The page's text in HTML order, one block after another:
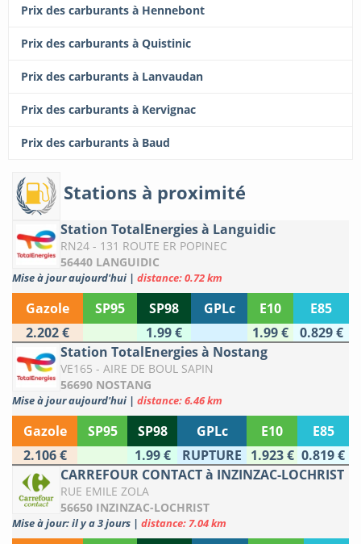
Prix des carburants à Hennebont
Prix des carburants à Quistinic
Prix des carburants à Lanvaudan
Prix des carburants à Kervignac
Prix des carburants à Baud
Stations à proximité
Station TotalEnergies à Languidic
RN24 - 131 ROUTE ER POPINEC
56440 LANGUIDIC
Mise à jour aujourd'hui | distance: 0.72 km
Gazole SP95 SP98 GPLc E10
E85
2.202 €
1.99 € 1.99 €
0.829 €
Station TotalEnergies à Nostang
VE165 - AIRE DE BOUL SAPIN
56690 NOSTANG
Mise à jour aujourd'hui | distance: 6.46 km
Gazole SP95 SP98 GPLc E10
E85
2.106 €
1.99 € RUPTURE 1.923 € 0.819 €
CARREFOUR CONTACT à INZINZAC-LOCHRIST
RUE EMILE ZOLA
56650 INZINZAC-LOCHRIST
Mise à jour: il y a 3 jours | distance: 7.04 km